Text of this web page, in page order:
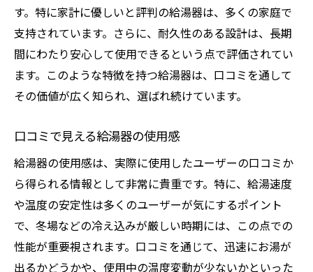
す。特に家計に優しいと評判の給湯器は、多くの家庭で
支持されています。さらに、耐久性のある設計は、長期
間にわたり安心して使用できるという点で評価されてい
ます。このような特徴を持つ給湯器は、口コミを通して
その価値が広く知られ、選ばれ続けています。
口コミで見える給湯器の使用感
給湯器の使用感は、実際に使用したユーザーの口コミか
ら得られる情報として非常に貴重です。特に、給湯速度
や温度の安定性は多くのユーザーが気にするポイント
で、冬場などの冷え込みが厳しい時期には、この点での
性能が重要視されます。口コミを通じて、迅速にお湯が
出るかどうかや、使用中の温度変動が少ないかといった